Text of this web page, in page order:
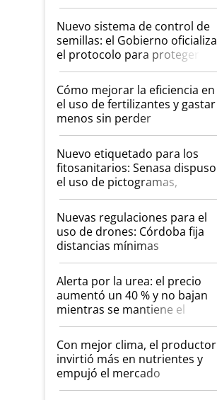
Nuevo sistema de control de
semillas: el Gobierno oficializa
el protocolo para proteger la
propiedad intelectual
Cómo mejorar la eficiencia en
el uso de fertilizantes y gastar
menos sin perder
productividad en la campaña
fina
Nuevo etiquetado para los
fitosanitarios: Senasa dispuso
el uso de pictogramas,
palabras de advertencia e
indicaciones
Nuevas regulaciones para el
uso de drones: Córdoba fija
distancias mínimas
Alerta por la urea: el precio
aumentó un 40 % y no bajan
mientras se mantiene el
conflicto en Medio Oriente
Con mejor clima, el productor
invirtió más en nutrientes y
empujó el mercado